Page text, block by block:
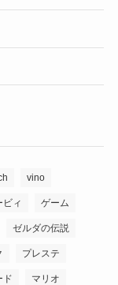
vino
ビィ ゲーム
ゼルダの伝説
プレステ
ド マリオ